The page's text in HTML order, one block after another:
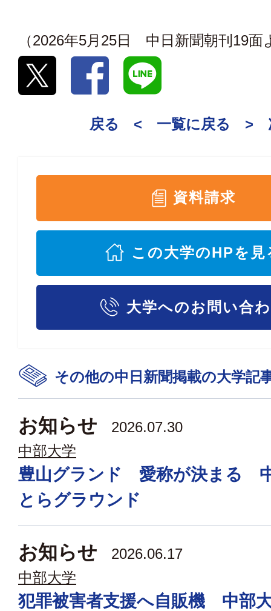
（2026年5月25日 中日新聞朝刊19面
戻る < 一覧に戻る >
資料請求
この大学のHPを見
大学へのお問い合
その他の中日新聞掲載の大学記
お知らせ
2026.07.30
中部大学
豊山グランド 愛称が決まる
とらグラウンド
お知らせ
2026.06.17
中部大学
犯罪被害者支援へ自販機 中部